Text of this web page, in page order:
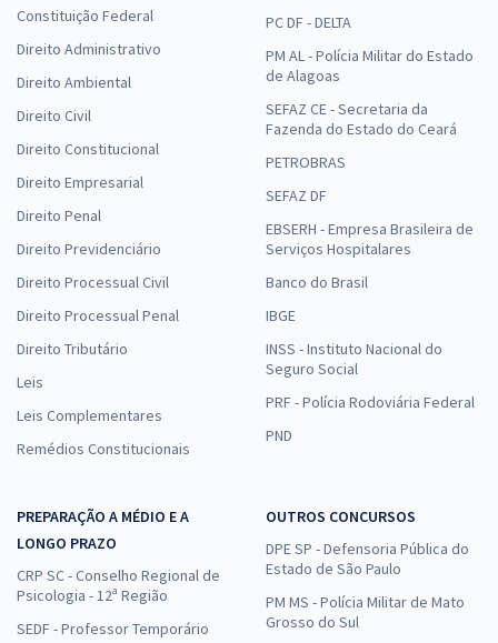
Constituição Federal
Direito Administrativo
Direito Ambiental
Direito Civil
Direito Constitucional
Direito Empresarial
Direito Penal
Direito Previdenciário
Direito Processual Civil
Direito Processual Penal
Direito Tributário
Leis
Leis Complementares
Remédios Constitucionais
PC DF - DELTA
PM AL - Polícia Militar do Estado
de Alagoas
SEFAZ CE - Secretaria da
Fazenda do Estado do Ceará
PETROBRAS
SEFAZ DF
EBSERH - Empresa Brasileira de
Serviços Hospitalares
Banco do Brasil
IBGE
INSS - Instituto Nacional do
Seguro Social
PRF - Polícia Rodoviária Federal
PND
PREPARAÇÃO A MÉDIO E A
LONGO PRAZO
CRP SC - Conselho Regional de
Psicologia - 12ª Região
SEDF - Professor Temporário
OUTROS CONCURSOS
DPE SP - Defensoria Pública do
Estado de São Paulo
PM MS - Polícia Militar de Mato
Grosso do Sul